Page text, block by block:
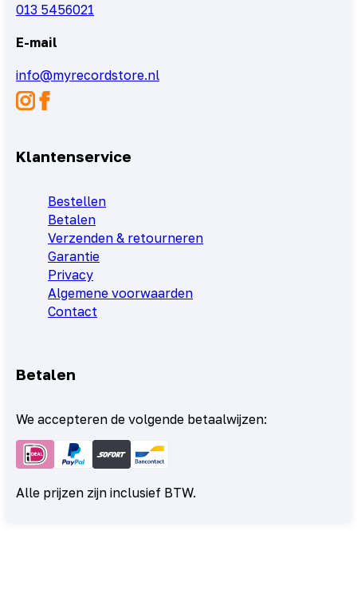
013 5456021
E-mail
info@myrecordstore.nl
Klantenservice
Bestellen
Betalen
Verzenden & retourneren
Garantie
Privacy
Algemene voorwaarden
Contact
Betalen
We accepteren de volgende betaalwijzen:
Alle prijzen zijn inclusief BTW.